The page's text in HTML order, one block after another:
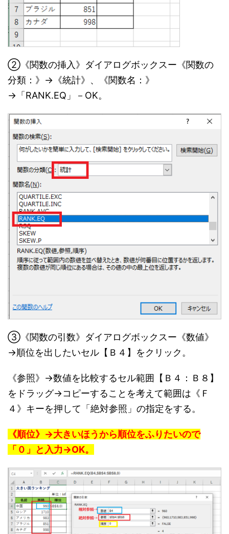
②《関数の挿入》ダイアログボックスー《関数の
分類：》→《統計》、《関数名：》
→「RANK.EQ」－OK。
③《関数の引数》ダイアログボックスー《数値》
→順位を出したいセル【Ｂ４】をクリック。
《参照》→数値を比較するセル範囲【Ｂ４：Ｂ８】
をドラッグ→コピーすることを考えて範囲は《Ｆ
４》キーを押して「絶対参照」の指定をする。
《順位》→大きいほうから順位をふりたいので
「０」と入力→OK。